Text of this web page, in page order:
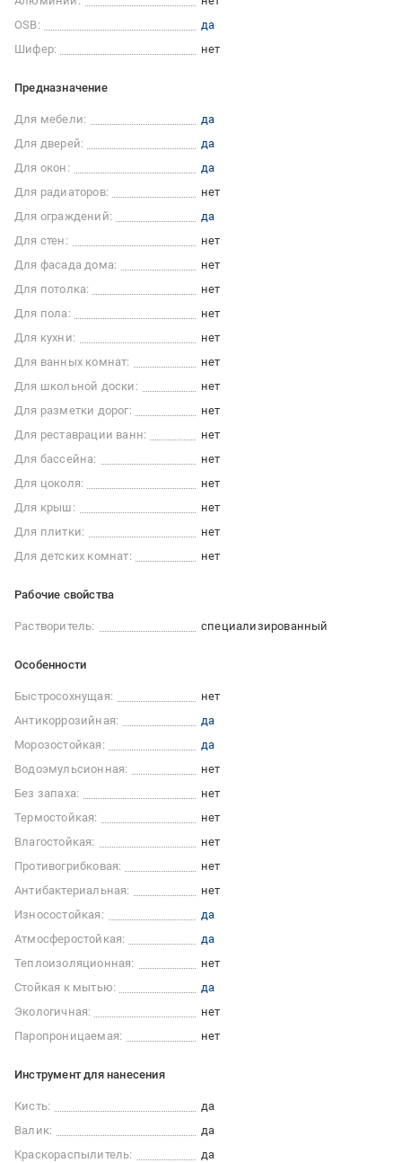
OSB:
да
Шифер:
нет
Предназначение
Для мебели:
да
Для дверей:
да
Для окон:
да
Для радиаторов:
нет
Для ограждений:
да
Для стен:
нет
Для фасада дома:
нет
Для потолка:
нет
Для пола:
нет
Для кухни:
нет
Для ванных комнат:
нет
Для школьной доски:
нет
Для разметки дорог:
нет
Для реставрации ванн:
нет
Для бассейна:
нет
Для цоколя:
нет
Для крыш:
нет
Для плитки:
нет
Для детских комнат:
нет
Рабочие свойства
Растворитель: специализированный
Особенности
Быстросохнущая:
нет
Антикоррозийная:
да
Морозостойкая:
да
Водоэмульсионная:
нет
Без запаха:
нет
Термостойкая:
нет
Влагостойкая:
нет
Противогрибковая:
нет
Антибактериальная:
нет
Износостойкая:
да
Атмосферостойкая:
да
Теплоизоляционная:
нет
Стойкая к мытью:
да
Экологичная:
нет
Паропроницаемая:
нет
Инструмент для нанесения
Кисть:
да
Валик:
да
Краскораспылитель:
да